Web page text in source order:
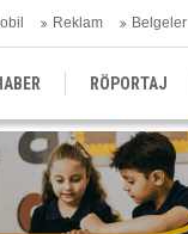
Reklam Belgeler
RÖPORTAJ
DERGİLER